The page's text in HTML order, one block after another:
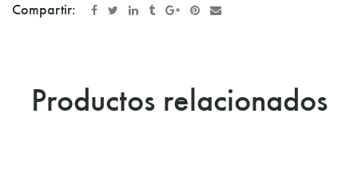
Compartir:
Productos relacionados